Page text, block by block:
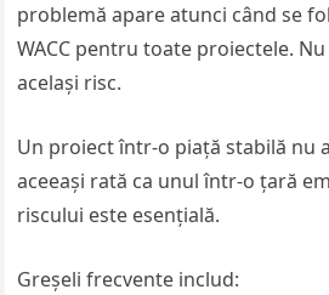
problemă apare atunci când se
WACC pentru toate proiectele.
același risc.
Un proiect într-o piață stabilă nu
aceeași rată ca unul într-o țară
riscului este esențială.
Greșeli frecvente includ: